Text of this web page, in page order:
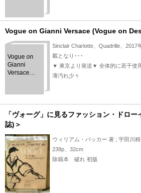
SPARKLING
BEAUTY
Vogue on Gianni Versace (Vogue on
Vogue on
Gianni
Versace
Sinclair Charlotte、Quadrille、2017
載となり･･･
▼ 東京より発送▼ 全体的に若干使
薄汚れ少々
「ヴォーグ」に見るファッション・ドロ
誌)＞
ウィリアム・パッカー 著 ; 宇田川精
238p、32cm
除籍本 破れ 初版